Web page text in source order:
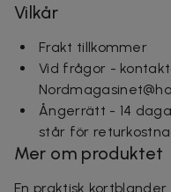
Vilkår
Frakt tillkommer
Vid frågor -
Ångerrätt - 14
står för
Mer om produktet
En praktisk